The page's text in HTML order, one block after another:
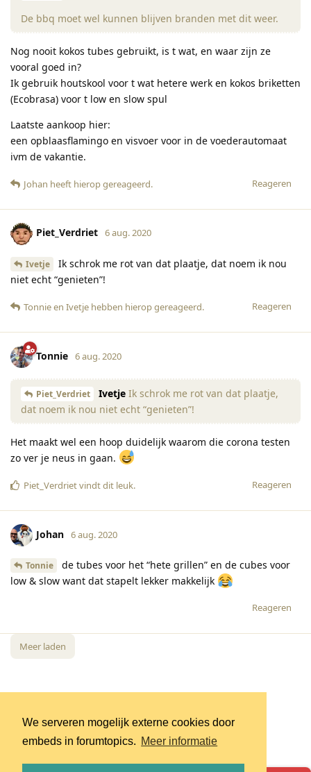
We serveren mogelijk externe cookies door
embeds in forumtopics. Meer informatie
De bbq moet wel kunnen blijven branden met dit weer.
Nog nooit kokos tubes gebruikt, is t wat, en waar zijn ze
vooral goed in?
Ik gebruik houtskool voor t wat hetere werk en kokos briketten
(Ecobrasa) voor t low en slow spul
Laatste aankoop hier:
een opblaasflamingo en visvoer voor in de voederautomaat
ivm de vakantie.
Reageren
Johan heeft hierop gereageerd.
Piet_Verdriet 6 aug. 2020
Ivetje
Ik schrok me rot van dat plaatje, dat noem ik nou
niet echt “genieten”!
Reageren
Tonnieen Ivetje hebben hierop gereageerd.
Tonnie 6 aug. 2020
Piet_Verdriet Ivetje Ik schrok me rot van dat plaatje,
dat noem ik nou niet echt “genieten”!
Het maakt wel een hoop duidelijk waarom die corona testen
zo ver je neus in gaan.
Reageren
Piet_Verdrietvindt dit leuk.
Johan 6 aug. 2020
Tonnie
de tubes voor het “hete grillen” en de cubes voor
low & slow want dat stapelt lekker makkelijk
Reageren
Meer laden